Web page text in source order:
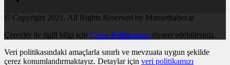
© Copyright 2021. All Rights Reserved by Mansethaber.at
Çerezler ile ilgili bilgi için Çerez Politikamızı ziyaret edebilirsiniz.
Veri politikasındaki amaçlarla sınırlı ve mevzuata uygun şekilde
çerez konumlandırmaktayız. Detaylar için veri politikamızı